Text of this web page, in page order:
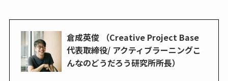
倉成英俊 （Creative Project Base
代表取締役/ アクティブラーニングこ
んなのどうだろう研究所所長）